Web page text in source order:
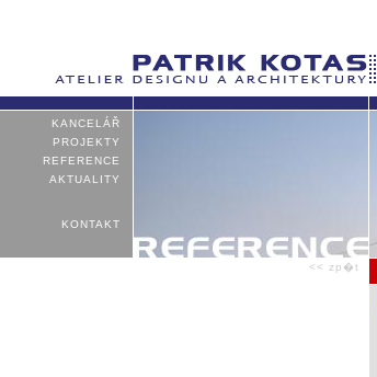
KANCELÁŘ
PROJEKTY
REFERENCE
AKTUALITY
KONTAKT
<< zp�t